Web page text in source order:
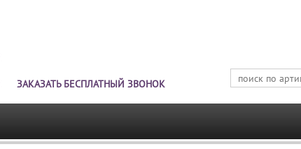
ЗАКАЗАТЬ БЕСПЛАТНЫЙ ЗВОНОК